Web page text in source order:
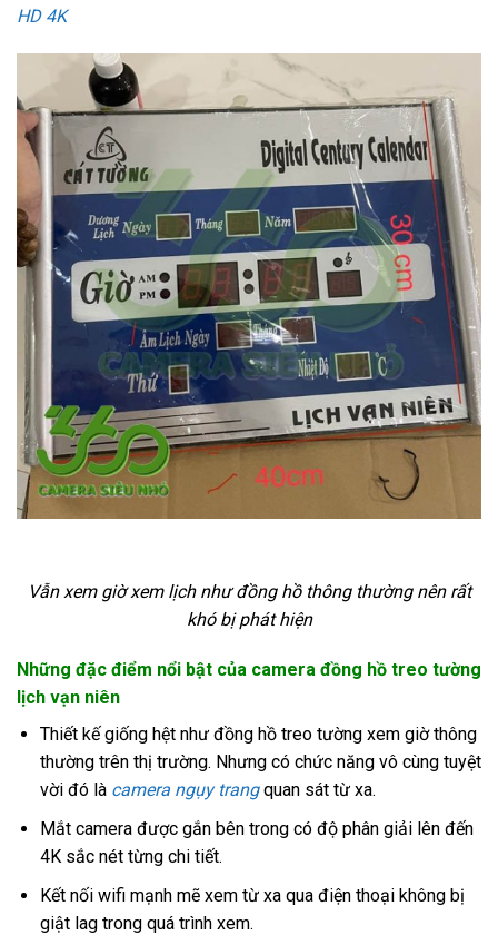
HD 4K
Vẫn xem giờ xem lịch như đồng hồ thông thường nên rất
khó bị phát hiện
Những đặc điểm nổi bật của camera đồng hồ treo tường
lịch vạn niên
Thiết kế giống hệt như đồng hồ treo tường xem giờ thông
thường trên thị trường. Nhưng có chức năng vô cùng tuyệt
vời đó là camera ngụy trangquan sát từ xa.
Mắt camera được gắn bên trong có độ phân giải lên đến
4K sắc nét từng chi tiết.
Kết nối wifi mạnh mẽ xem từ xa qua điện thoại không bị
giật lag trong quá trình xem.